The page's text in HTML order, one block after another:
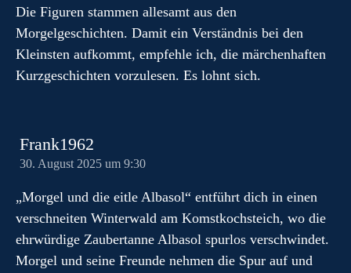
Die Figuren stammen allesamt aus den
Morgelgeschichten. Damit ein Verständnis bei den
Kleinsten aufkommt, empfehle ich, die märchenhaften
Kurzgeschichten vorzulesen. Es lohnt sich.
Frank1962
30. August 2025 um 9:30
„Morgel und die eitle Albasol“ entführt dich in einen
verschneiten Winterwald am Komstkochsteich, wo die
ehrwürdige Zaubertanne Albasol spurlos verschwindet.
Morgel und seine Freunde nehmen die Spur auf und